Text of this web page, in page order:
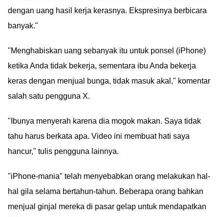
dengan uang hasil kerja kerasnya. Ekspresinya berbicara
banyak."
"Menghabiskan uang sebanyak itu untuk ponsel (iPhone)
ketika Anda tidak bekerja, sementara ibu Anda bekerja
keras dengan menjual bunga, tidak masuk akal," komentar
salah satu pengguna X.
"Ibunya menyerah karena dia mogok makan. Saya tidak
tahu harus berkata apa. Video ini membuat hati saya
hancur," tulis pengguna lainnya.
"iPhone-mania" telah menyebabkan orang melakukan hal-
hal gila selama bertahun-tahun. Beberapa orang bahkan
menjual ginjal mereka di pasar gelap untuk mendapatkan